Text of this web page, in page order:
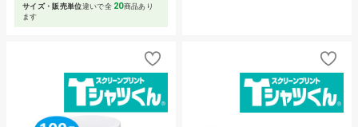
サイズ・販売単位違いで全 20商品あり
ます